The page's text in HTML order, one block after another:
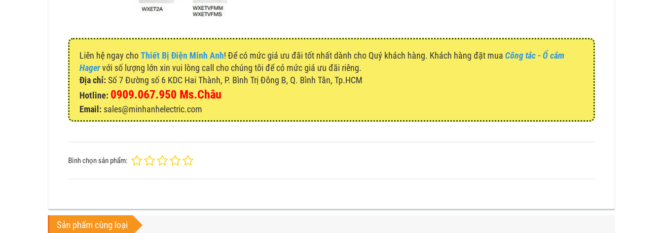
Liên hệ ngay choThiết Bị Điện Minh Anh! Để có mức giá ưu đãi tốt nhất dành cho Quý khách hàng. Khách hàng đặt mua Công tắc - Ổ cắm
Hagervới số lượng lớn xin vui lòng call cho chúng tôi để có mức giá ưu đãi riêng.
Địa chỉ: Số 7 Đường số 6 KDC Hai Thành, P. Bình Trị Đông B, Q. Bình Tân, Tp.HCM
Hotline: 0909.067.950 Ms.Châu
Email: sales@minhanhelectric.com
Bình chọn sản phẩm:
Sản phẩm cùng loại